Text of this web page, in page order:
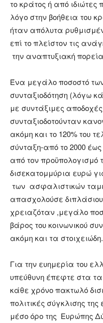
το κράτος ή από ιδιώτες
λόγο στην βοήθεια του
ήταν απόλυτα
επί το πλείστον τις
την αναπτυξιακή
Ένα μεγάλο ποσοστό
συνταξιοδότηση (λόγω
με συντάξιμες
συνταξιοδοτούνταν
ακόμη και το 120% του
σύνταξη-από το 2000
από τον προϋπολογισμό
δισεκατομμύρια ευρώ
των ασφαλιστικών
απασχολούσε
χρειαζόταν ,μεγάλο
βάρος του κοινωνικού
ακόμη και τα στοιχειώδη.
Για την ευημερία του
υπεύθυνη έπεφτε στα
κάθε χρόνο πακτωλό
πολιτικές σύγκλισης
μέσο όρο της Ευρώπης